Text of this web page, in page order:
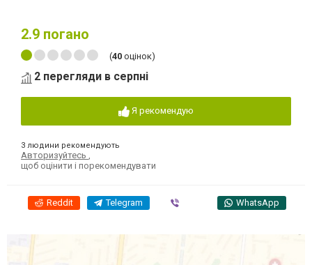
2.9 погано
(40 оцінок)
2 перегляди в серпні
Я рекомендую
3 людини рекомендують
Авторизуйтесь
щоб оцінити і порекомендувати
Reddit Telegram WhatsApp